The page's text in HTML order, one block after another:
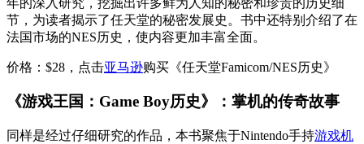
节，为读者揭示了任天堂的秘密发展史。书中还特别介绍了在
法国市场的NES历史，使内容更加丰富全面。
价格：$28，点击亚马逊购买《任天堂Famicom/NES历史》
《游戏王国：Game Boy历史》：掌机的传奇故事
同样是经过仔细研究的作品，本书聚焦于Nintendo手持游戏机